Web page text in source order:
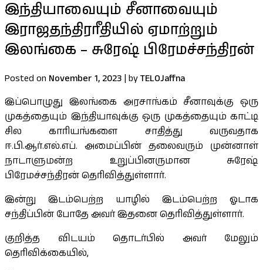
இந்தியாவையும் சீனாவையும்
இராஜதந்திரரீதியில் ஏமாற்றும்
இலங்கை – சுரேஷ் பிரேமச்சந்திரன்
Posted on November 1, 2023 | byTELOJaffna
இப்பொழுது இலங்கை அரசாங்கம் சீனாவுக்கு ஒரு
முகத்தையும் இந்தியாவுக்கு ஒரு முகத்தையும் காட்டி
சில காரியங்களை சாதித்து வருவதாக
ஈ.பி.ஆர்.எல்.எப். அமைப்பின் தலைவரும் முன்னாள்
நாடாளுமன்ற உறுப்பினருமான சுரேஷ்
பிரேமச்சந்திரன் தெரிவித்துள்ளார்.
இன்று இடம்பெற்ற யாழில் இடம்பெற்ற ஓடாக
சந்திப்பின் போதே அவர் இதனை தெரிவித்துள்ளார்.
குறித்த விடயம் தொடர்பில் அவர் மேலும்
தெரிவிக்கையில்,